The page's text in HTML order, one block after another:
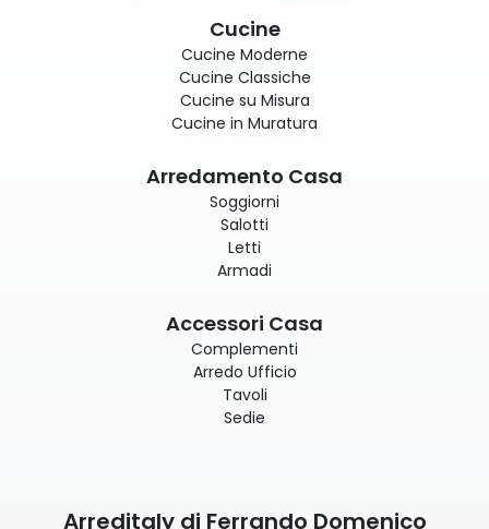
Cucine
Cucine Moderne
Cucine Classiche
Cucine su Misura
Cucine in Muratura
Arredamento Casa
Soggiorni
Salotti
Letti
Armadi
Accessori Casa
Complementi
Arredo Ufficio
Tavoli
Sedie
Arreditaly di Ferrando Domenico